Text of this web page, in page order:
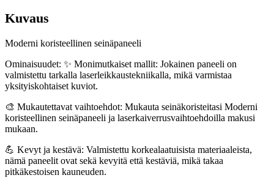
Kuvaus
Moderni koristeellinen seinäpaneeli
Ominaisuudet: ✨ Monimutkaiset mallit: Jokainen paneeli on
valmistettu tarkalla laserleikkaustekniikalla, mikä varmistaa
yksityiskohtaiset kuviot.
🎨 Mukautettavat vaihtoehdot: Mukauta seinäkoristeitasi Moderni
koristeellinen seinäpaneeli ja laserkaiverrusvaihtoehdoilla makusi
mukaan.
💪 Kevyt ja kestävä: Valmistettu korkealaatuisista materiaaleista,
nämä paneelit ovat sekä kevyitä että kestäviä, mikä takaa
pitkäkestoisen kauneuden.